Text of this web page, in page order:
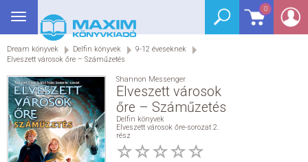
0
Toggle
navigation
Dream könyvek Delfin könyvek
9-12 éveseknek
Elveszett városok őre – Száműzetés
Shannon Messenger
Elveszett városok
őre – Száműzetés
Delfin könyvek
Elveszett városok őre-sorozat 2.
rész
BEJELENTKEZÉS
SEGÉDKÖNYV
NYELVKÖNYV
GRIMM SZÓTÁR
DREAM KÖNYVEK